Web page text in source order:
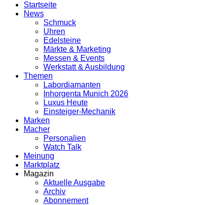
Startseite
News
Schmuck
Uhren
Edelsteine
Märkte & Marketing
Messen & Events
Werkstatt & Ausbildung
Themen
Labordiamanten
Inhorgenta Munich 2026
Luxus Heute
Einsteiger-Mechanik
Marken
Macher
Personalien
Watch Talk
Meinung
Marktplatz
Magazin
Aktuelle Ausgabe
Archiv
Abonnement